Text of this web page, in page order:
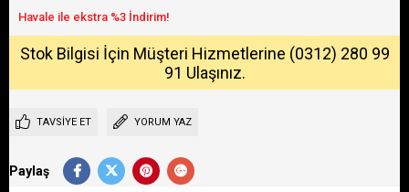
Stok Bilgisi İçin Müşteri Hizmetlerine (0312) 280 99
91 Ulaşınız.
TAVSIYE ET YORUM YAZ
Paylaş